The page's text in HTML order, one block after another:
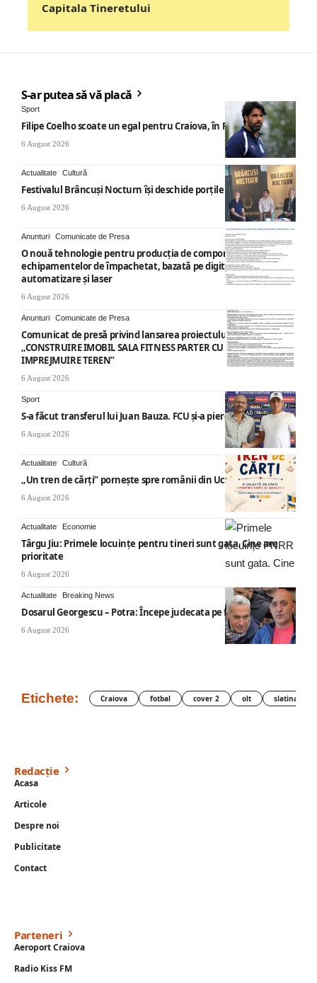
Capitala Tineretului
S-ar putea să vă placă
Sport
Filipe Coelho scoate un egal pentru Craiova, în Finlanda
6 August 2026
Actualitate Cultură
Festivalul Brâncuși Nocturn își deschide porțile la Târgu Jiu
6 August 2026
Anunturi Comunicate de Presa
O nouă tehnologie pentru producția de componente ale
echipamentelor de împachetat, bazată pe digitalizare,
automatizare și laser
6 August 2026
Anunturi Comunicate de Presa
Comunicat de presă privind lansarea proiectului cu titlul
„CONSTRUIRE IMOBIL SALA FITNESS PARTER CU SUPANTA SI
IMPREJMUIRE TEREN”
6 August 2026
Sport
S-a făcut transferul lui Juan Bauza. FCU și-a pierdut vedeta
6 August 2026
Actualitate Cultură
„Un tren de cărți” pornește spre românii din Ucraina
6 August 2026
Actualitate Economie
Târgu Jiu: Primele locuințe pentru tineri sunt gata. Cine are
prioritate
6 August 2026
Actualitate Breaking News
Dosarul Georgescu – Potra: Începe judecata pe fond
6 August 2026
Etichete: Craiova fotbal cover 2 olt slatina
Redacție
Acasa
Articole
Despre noi
Publicitate
Contact
Parteneri
Aeroport Craiova
Radio Kiss FM